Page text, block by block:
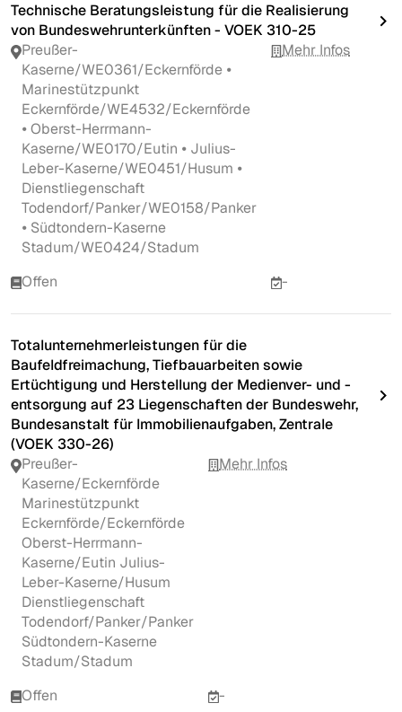
Technische Beratungsleistung für die Realisierung
von Bundeswehrunterkünften - VOEK 310-25
Preußer-
Kaserne/WE0361/Eckernförde ⦁
Marinestützpunkt
Eckernförde/WE4532/Eckernförde
⦁ Oberst-Herrmann-
Kaserne/WE0170/Eutin ⦁ Julius-
Leber-Kaserne/WE0451/Husum ⦁
Dienstliegenschaft
Todendorf/Panker/WE0158/Panker
⦁ Südtondern-Kaserne
Stadum/WE0424/Stadum
Mehr Infos
Offen -
Totalunternehmerleistungen für die
Baufeldfreimachung, Tiefbauarbeiten sowie
Ertüchtigung und Herstellung der Medienver- und -
entsorgung auf 23 Liegenschaften der Bundeswehr,
Bundesanstalt für Immobilienaufgaben, Zentrale
(VOEK 330-26)
Preußer-
Kaserne/Eckernförde
Marinestützpunkt
Eckernförde/Eckernförde
Oberst-Herrmann-
Kaserne/Eutin Julius-
Leber-Kaserne/Husum
Dienstliegenschaft
Todendorf/Panker/Panker
Südtondern-Kaserne
Stadum/Stadum
Mehr Infos
Offen -